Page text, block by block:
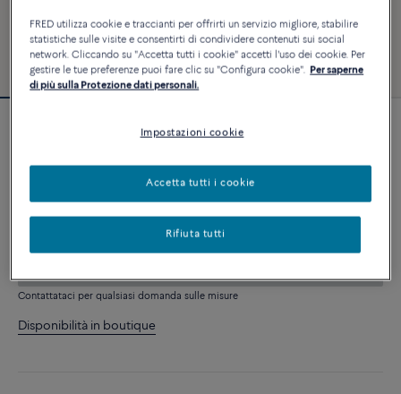
Bracciale Force 10
PERSONALIZZA
Contattataci per qualsiasi domanda sulle misure
Disponibilità in boutique
FRED utilizza cookie e traccianti per offrirti un servizio migliore, stabilire
statistiche sulle visite e consentirti di condividere contenuti sui social
network. Cliccando su "Accetta tutti i cookie" accetti l'uso dei cookie. Per
gestire le tue preferenze puoi fare clic su "Configura cookie". Per saperne
di più sulla Protezione dati personali.
Impostazioni cookie
Rifiuta tutti
Accetta tutti i cookie